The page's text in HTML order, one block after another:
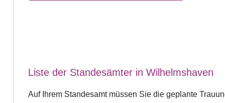
Liste der Standesämter in Wilhelmshaven
Auf Ihrem Standesamt müssen Sie die geplante